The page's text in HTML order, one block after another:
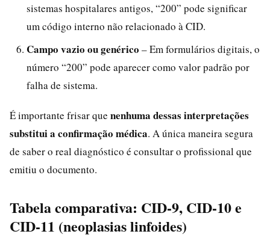
sistemas hospitalares antigos, “200” pode significar
um código interno não relacionado à CID.
Campo vazio ou genérico – Em formulários digitais, o
número “200” pode aparecer como valor padrão por
falha de sistema.
É importante frisar que nenhuma dessas interpretações
substitui a confirmação médica. A única maneira segura
de saber o real diagnóstico é consultar o profissional que
emitiu o documento.
Tabela comparativa: CID-9, CID-10 e
CID-11 (neoplasias linfoides)